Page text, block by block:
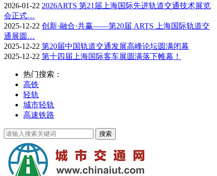
2026-01-22 2026ARTS 第21届上海国际先进轨道交通技术展览
会正式…
2025-12-22 创新·融合·共赢——第20届 ARTS 上海国际轨道交
通展圆…
2025-12-22 第20届中国轨道交通发展高峰论坛圆满闭幕
2025-12-22 第十四届上海国际客车展圆满落下帷幕！
热门搜索：
高铁
轻轨
城市轻轨
高速铁路